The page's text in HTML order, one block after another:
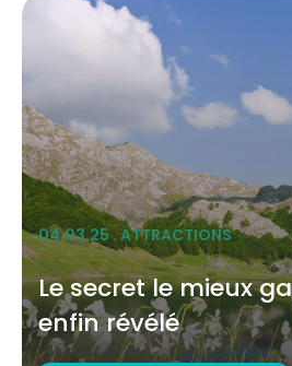
04.03.25 . ATTRACTIONS
Le secret le mieux
enfin révélé